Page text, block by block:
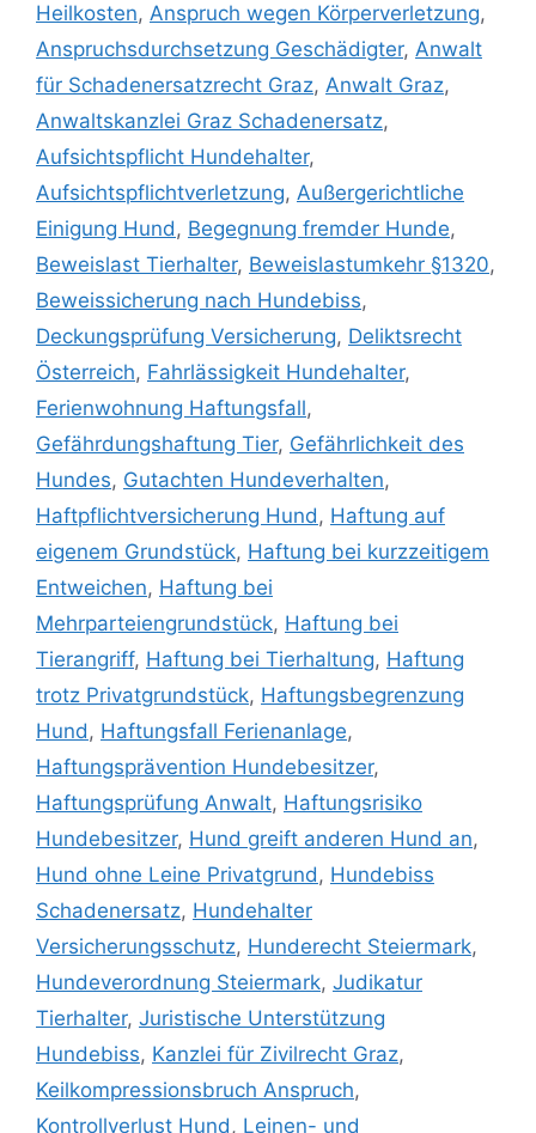
Heilkosten, Anspruch wegen Körperverletzung,
Anspruchsdurchsetzung Geschädigter, Anwalt
für Schadenersatzrecht Graz, Anwalt Graz,
Anwaltskanzlei Graz Schadenersatz,
Aufsichtspflicht Hundehalter,
Aufsichtspflichtverletzung, Außergerichtliche
Einigung Hund, Begegnung fremder Hunde,
Beweislast Tierhalter, Beweislastumkehr §1320,
Beweissicherung nach Hundebiss,
Deckungsprüfung Versicherung, Deliktsrecht
Österreich, Fahrlässigkeit Hundehalter,
Ferienwohnung Haftungsfall,
Gefährdungshaftung Tier, Gefährlichkeit des
Hundes, Gutachten Hundeverhalten,
Haftpflichtversicherung Hund, Haftung auf
eigenem Grundstück, Haftung bei kurzzeitigem
Entweichen, Haftung bei
Mehrparteiengrundstück, Haftung bei
Tierangriff, Haftung bei Tierhaltung, Haftung
trotz Privatgrundstück, Haftungsbegrenzung
Hund, Haftungsfall Ferienanlage,
Haftungsprävention Hundebesitzer,
Haftungsprüfung Anwalt, Haftungsrisiko
Hundebesitzer, Hund greift anderen Hund an,
Hund ohne Leine Privatgrund, Hundebiss
Schadenersatz, Hundehalter
Versicherungsschutz, Hunderecht Steiermark,
Hundeverordnung Steiermark, Judikatur
Tierhalter, Juristische Unterstützung
Hundebiss, Kanzlei für Zivilrecht Graz,
Keilkompressionsbruch Anspruch,
Kontrollverlust Hund, Leinen- und